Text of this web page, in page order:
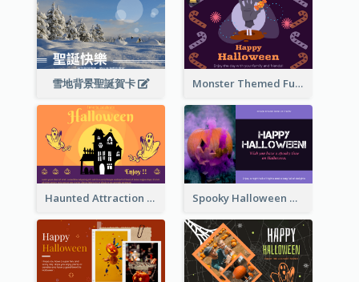
雪地背景聖誕賀卡 Monster Themed Fun Halloween Greeting Card
Haunted Attraction Themed Halloween Card Spooky Halloween Greeting Card